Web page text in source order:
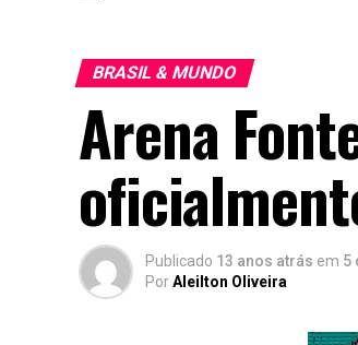
BRASIL & MUNDO
Arena
Publicado 13 anos atrás em 5
PorAleilton Oliveira